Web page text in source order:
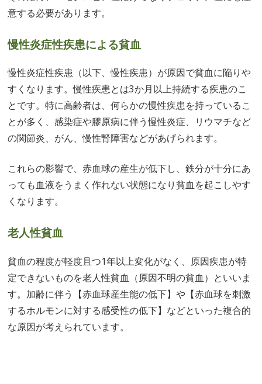
意する必要があります。
慢性炎症性疾患による貧血
慢性炎症性疾患（以下、慢性疾患）が原因で貧血に陥りや
すくなります。慢性疾患とは3か月以上持続する疾患のこ
とです。特に高齢者は、何らかの慢性疾患を持っているこ
とが多く、感染症や膠原病に伴う慢性炎症、リウマチなど
の関節炎、がん、慢性腎障害などがあげられます。
これらの影響で、赤血球の産生が低下し、鉄分が十分にあ
っても血液をうまく作れない状態になり貧血を起こしやす
くなります。
老人性貧血
貧血の程度が軽度且つ1年以上変化がなく、原因疾患が特
定できないものを老人性貧血（原因不明の貧血）といいま
す。加齢に伴う【赤血球産生能の低下】や【赤血球を刺激
するホルモンに対する感受性の低下】などといった複合的
な原因が考えられています。